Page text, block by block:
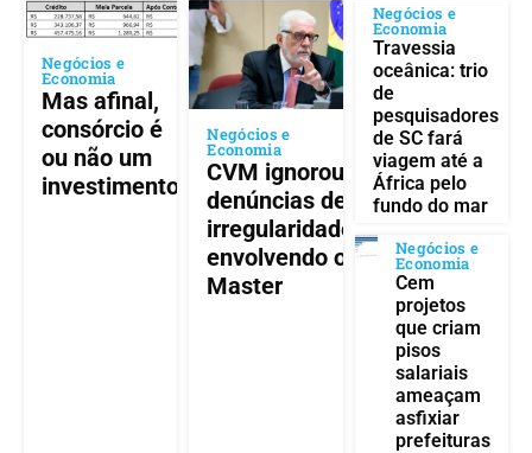
Negócios e
Economia
Mas afinal,
consórcio é
ou não um
investimento?
Negócios e
Economia
CVM ignorou
denúncias de
irregularidades
envolvendo o
Master
Negócios e
Economia
Travessia
oceânica: trio
de
pesquisadores
de SC fará
viagem até a
África pelo
fundo do mar
Negócios e
Economia
Cem
projetos
que criam
pisos
salariais
ameaçam
asfixiar
prefeituras